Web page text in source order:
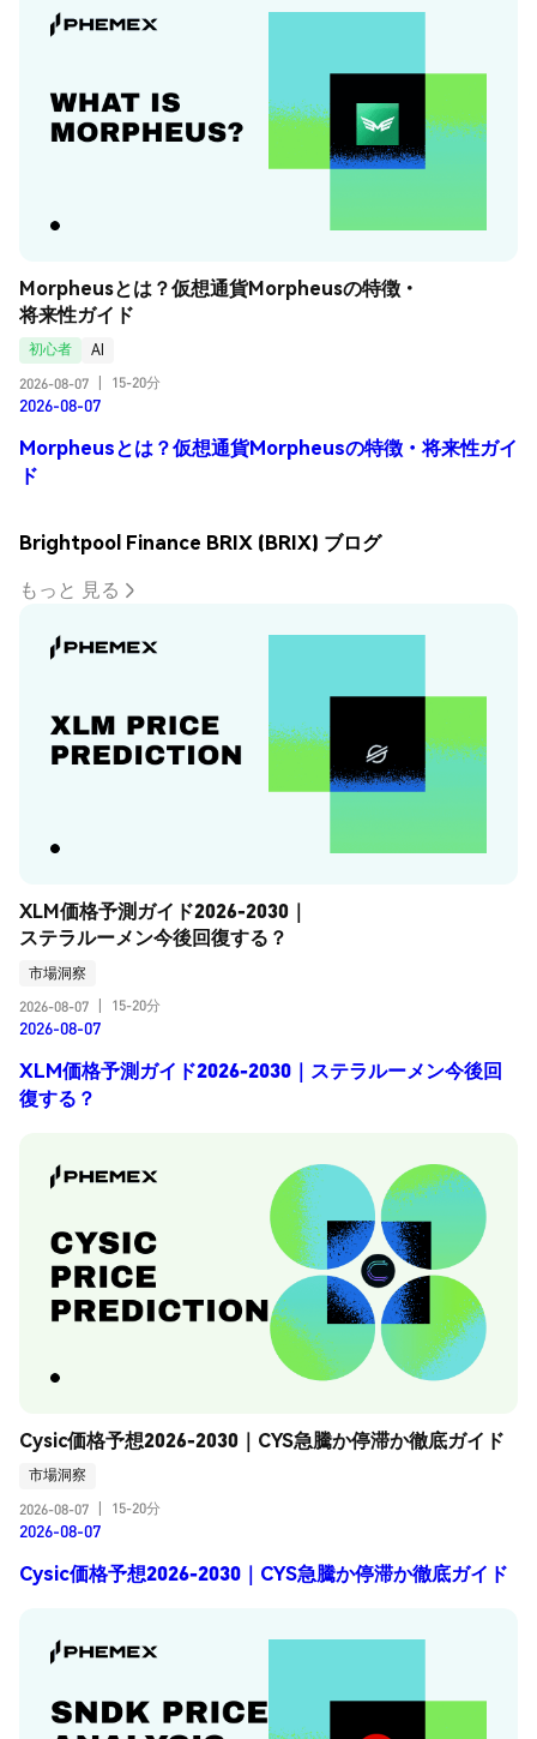
Morpheusとは？仮想通貨Morpheusの特徴・
将来性ガイド
初心者
AI
2026-08-07
15-20分
2026-08-07
Morpheusとは？仮想通貨Morpheusの特徴・将来性ガイ
ド
Brightpool Finance BRIX (BRIX) ブログ
もっと 見る
XLM価格予測ガイド2026-2030｜
ステラルーメン今後回復する？
市場洞察
2026-08-07
15-20分
2026-08-07
XLM価格予測ガイド2026-2030｜ステラルーメン今後回
復する？
Cysic価格予想2026-2030｜CYS急騰か停滞か徹底ガイド
市場洞察
2026-08-07
15-20分
2026-08-07
Cysic価格予想2026-2030｜CYS急騰か停滞か徹底ガイド